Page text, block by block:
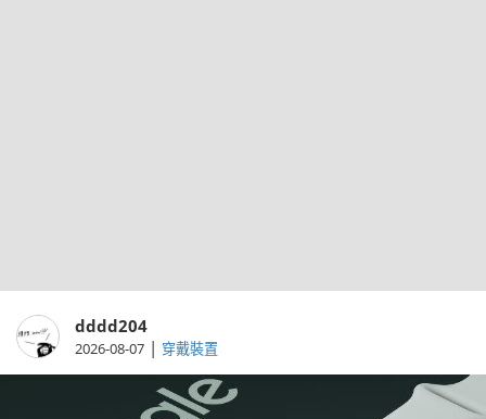
dddd204
2026-08-07 | 穿戴裝置